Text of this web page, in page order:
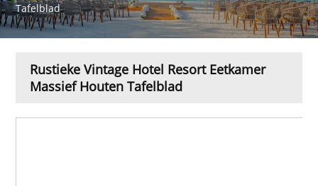
Tafelblad
Rustieke Vintage Hotel Resort Eetkamer
Massief Houten Tafelblad